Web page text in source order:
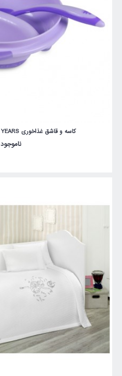
کاسه و قاشق غذاخوری THE FIRST YEARS کد 4637
ناموجود